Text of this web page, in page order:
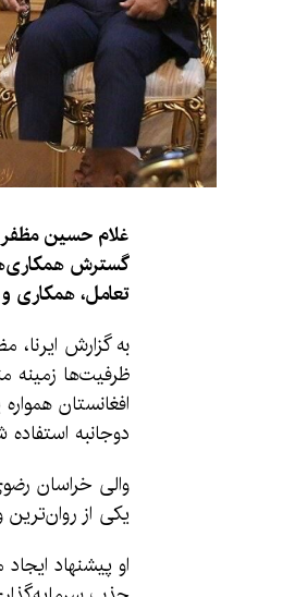
غلام حسین
گسترش
تعامل، همکاری
به گزارش ایرنا،
ظرفیت‌ها زمینه
افغانستان
دوجانبه استفاده
والی خراسان
یکی از روان‌ترین
او پیشنهاد